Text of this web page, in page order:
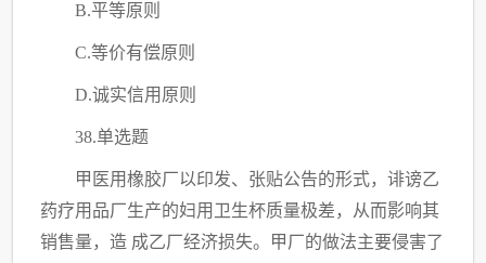
B.平等原则
C.等价有偿原则
D.诚实信用原则
38.单选题
甲医用橡胶厂以印发、张贴公告的形式，诽谤乙
药疗用品厂生产的妇用卫生杯质量极差，从而影响其
销售量，造 成乙厂经济损失。甲厂的做法主要侵害了